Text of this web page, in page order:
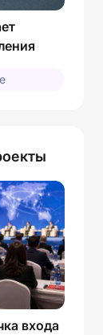
входа